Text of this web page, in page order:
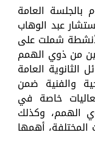
بالجلسة العامة
عبد الوهاب
شملت على
من ذوي الهمم
الثانوية العامة
والفنية ضمن
خاصة في
الهمم، وكذلك
أهمها